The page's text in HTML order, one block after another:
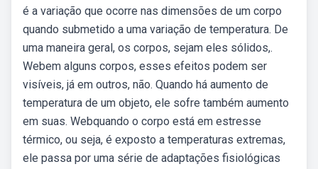
é a variação que ocorre nas dimensões de um corpo
quando submetido a uma variação de temperatura. De
uma maneira geral, os corpos, sejam eles sólidos,.
Webem alguns corpos, esses efeitos podem ser
visíveis, já em outros, não. Quando há aumento de
temperatura de um objeto, ele sofre também aumento
em suas. Webquando o corpo está em estresse
térmico, ou seja, é exposto a temperaturas extremas,
ele passa por uma série de adaptações fisiológicas